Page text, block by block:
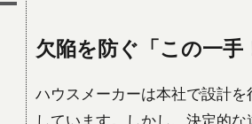
欠陥を防ぐ「この一
ハウスメーカーは本社で設計